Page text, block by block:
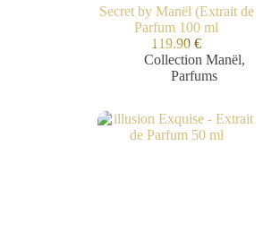
Secret by Manël (Extrait de
Parfum 100 ml
119.90€
Collection Manël,
Parfums